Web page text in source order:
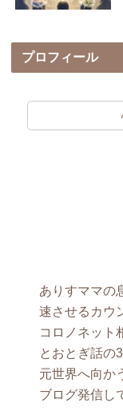
プロフィール
ありすママの
速させるカウ
コロノネット
とおとぎ話の
元世界へ向か
ブログ発信し